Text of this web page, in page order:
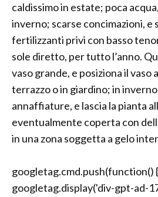
caldissimo in estate; poca
inverno; scarse concimazioni,
fertilizzanti privi con basso
sole diretto, per tutto l’anno.
vaso grande, e posiziona il vaso
terrazzo o in giardino; in
annaffiature, e lascia la pianta
eventualmente coperta con
in una zona soggetta a gelo
googletag.cmd.push(function() {
googletag.display('div-gpt-ad-